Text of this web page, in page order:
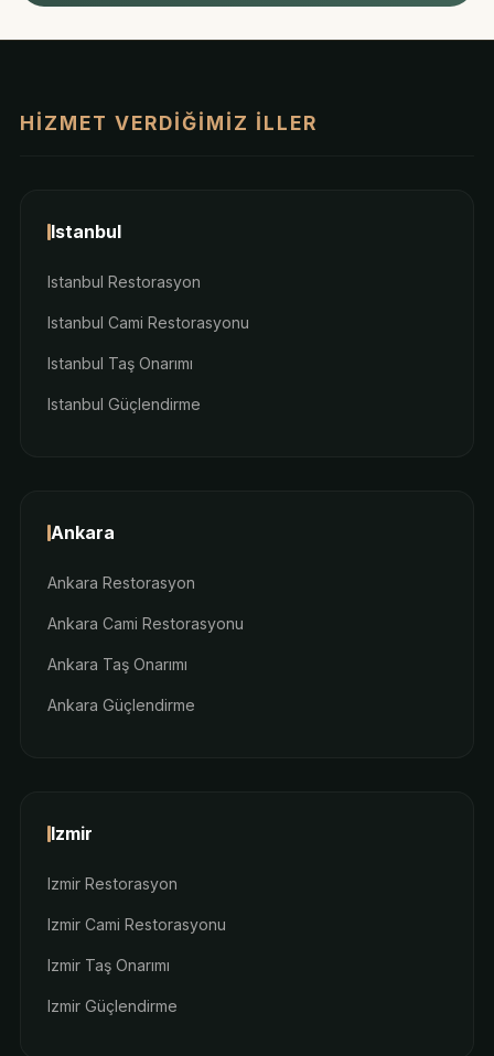
HIZMET VERDIĞIMIZ İLLER
Istanbul
Istanbul Restorasyon
Istanbul Cami Restorasyonu
Istanbul Taş Onarımı
Istanbul Güçlendirme
Ankara
Ankara Restorasyon
Ankara Cami Restorasyonu
Ankara Taş Onarımı
Ankara Güçlendirme
Izmir
Izmir Restorasyon
Izmir Cami Restorasyonu
Izmir Taş Onarımı
Izmir Güçlendirme